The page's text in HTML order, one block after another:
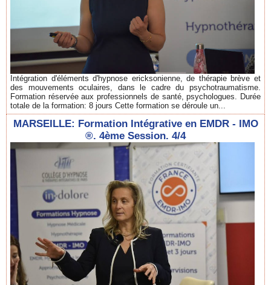
Intégration d'éléments d'hypnose ericksonienne, de thérapie brève et
des mouvements oculaires, dans le cadre du psychotraumatisme.
Formation réservée aux professionnels de santé, psychologues. Durée
totale de la formation: 8 jours Cette formation se déroule un...
MARSEILLE: Formation Intégrative en EMDR - IMO
®. 4ème Session. 4/4